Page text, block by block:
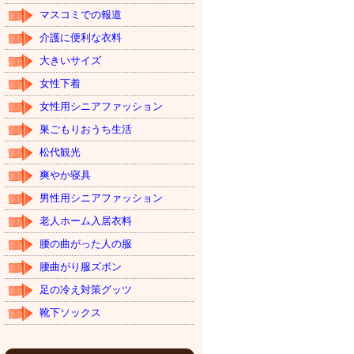
マスコミでの報道
介護に便利な衣料
大きいサイズ
女性下着
女性用シニアファッション
巣ごもりおうち生活
松代観光
爽やか寝具
男性用シニアファッション
老人ホーム入居衣料
腰の曲がった人の服
腰曲がり服ズボン
足の冷え対策グッツ
靴下ソックス